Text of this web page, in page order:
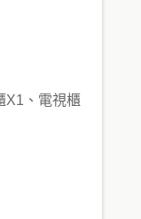
X1、電視櫃